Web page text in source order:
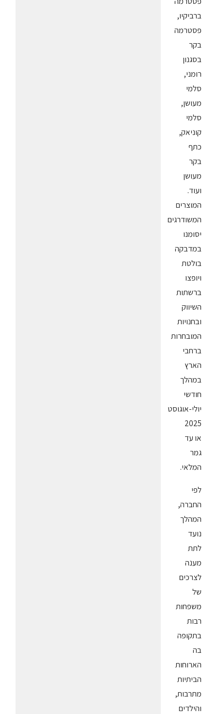
ברביקיו,
פסטרמה
בקר
בסגנון
רומני,
סלמי
מעושן,
סלמי
קוניאק,
כתף
בקר
מעושן
ועוד.
המוצרים
המשודרגים
יסומנו
במדבקה
בולטת
ויופצו
ברשתות
השיווק
ובחנויות
המובחרות
ברחבי
הארץ
במהלך
חודשי
יולי-אוגוסט
2025
או עד
גמר
המלאי.
לפי
החברה,
המהלך
נועד
לתת
מענה
לצרכים
של
משפחות
רבות
בתקופה
בה
הארוחות
הביתיות
מתרבות,
והילדים